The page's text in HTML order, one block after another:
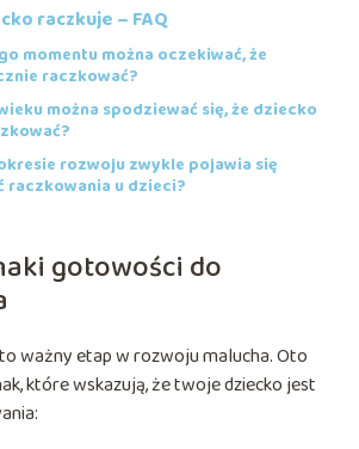
raczkuje – FAQ
momentu można oczekiwać, że
raczkować?
można spodziewać się, że dziecko
rozwoju zwykle pojawia się
raczkowania u dzieci?
gotowości do
ważny etap w rozwoju malucha. Oto
które wskazują, że twoje dziecko jest